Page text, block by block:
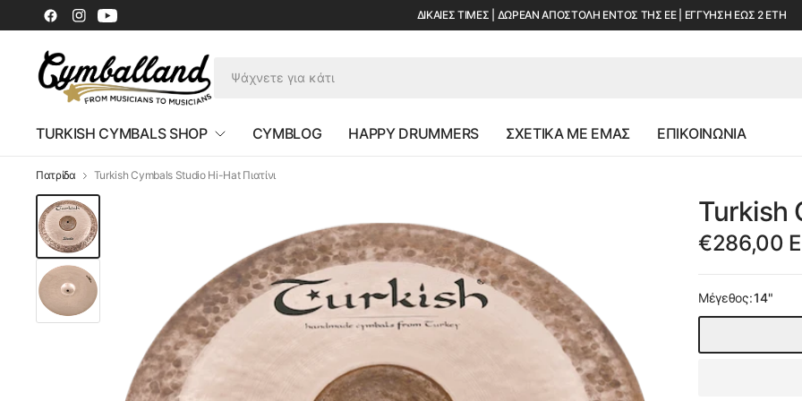
ΔΙΚΑΙΕΣ ΤΙΜΕΣ | ΔΩΡΕΑΝ ΑΠΟΣΤΟΛΗ ΕΝΤΟΣ ΤΗΣ ΕΕ | ΕΓΓΥΗΣΗ ΕΩΣ 2 ΕΤΗ
TURKISH CYMBALS SHOP CYMBLOG HAPPY DRUMMERS ΣΧΕΤΙΚΑ ΜΕ ΕΜΑΣ ΕΠΙΚΟΙΝΩΝΙΑ
Πατρίδα Turkish Cymbals Studio Hi-Hat Πιατίνι
Turkish
€286,00
Μέγεθος:14"